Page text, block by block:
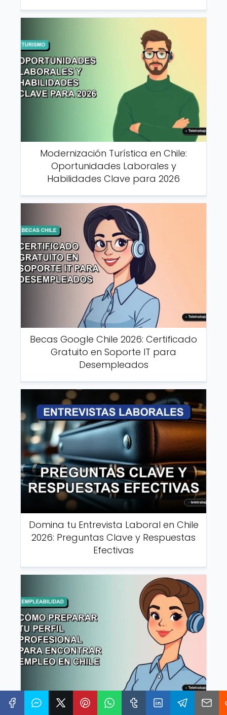
Modernización Turística en Chile:
Oportunidades Laborales y
Habilidades Clave para 2026
Becas Google Chile 2026: Certificado
Gratuito en Soporte IT para
Desempleados
Domina tu Entrevista Laboral en Chile
2026: Preguntas Clave y Respuestas
Efectivas
Guía Definitiva 2026: Cómo Preparar